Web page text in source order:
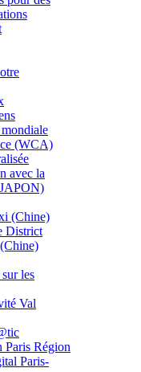
(WCA)
avec la
(Chine)
District
les
Val
Paris Région
Paris-